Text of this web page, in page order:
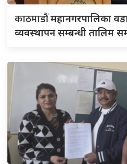
काठमाडौंमहानगरपालिका
व्यवस्थापन सम्बन्धी तालिम